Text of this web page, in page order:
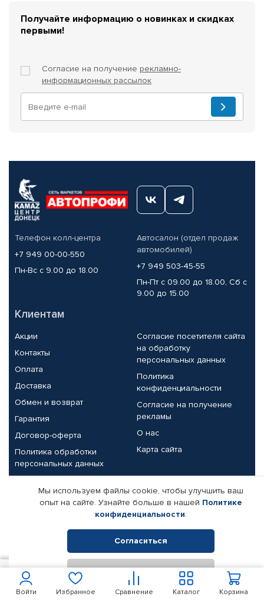
Войти Избранное Сравнение Корзина
Каталог
Получайте информацию о новинках и скидках
первыми!
Согласие на получение рекламно-
информационных рассылок
Телефон колл-центра
+7 949 00-00-550
Пн-Вс с 9.00 до 18.00
Автосалон (отдел продаж
автомобилей)
+7 949 503-45-55
Пн-Пт с 09.00 до 18.00, Сб с
9.00 до 15.00
Клиентам
Акции
Контакты
Оплата
Доставка
Обмен и возврат
Гарантия
Договор-оферта
Политика обработки
персональных данных
Согласие посетителя сайта
на обработку
персональных данных
Политика
конфиденциальности
Согласие на получение
рекламы
О нас
Карта сайта
Партнерам
Корпоративным клиентам
Поставщикам
Реквизиты компании
© КАМАЗ ЦЕНТР ДОНЕЦК, 2015-2026. Все права защищены.
Интернет-магазин автомобильных товаров Автопрофи.
Мы используем файлы cookie, чтобы улучшить ваш
опыт на сайте. Узнайте больше в нашей Политике
конфиденциальности.
Согласиться
Отклонить
400 В корзину